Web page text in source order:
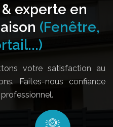
experte en
(Fenêtre,
votre satisfaction au
Faites-nous confiance